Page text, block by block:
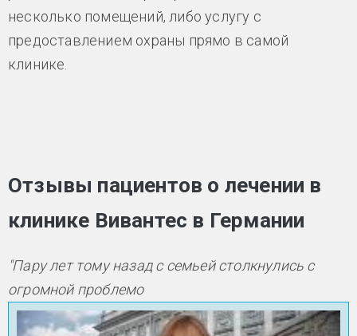
несколько помещений, либо услугу с
предоставлением охраны прямо в самой
клинике.
Отзывы пациентов о лечении в
клинике Вивантес в Германии
"Пару лет тому назад с семьей столкнулись с
огромной проблемо